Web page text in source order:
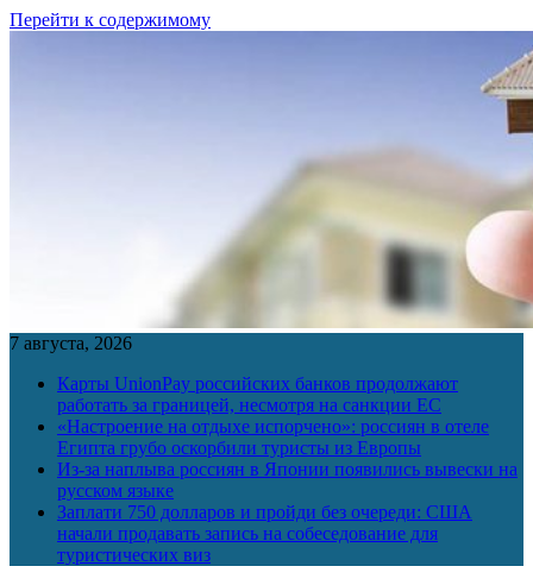
Перейти к содержимому
7 августа, 2026
Карты UnionPay российских банков продолжают
работать за границей, несмотря на санкции ЕС
«Настроение на отдыхе испорчено»: россиян в отеле
Египта грубо оскорбили туристы из Европы
Из-за наплыва россиян в Японии появились вывески на
русском языке
Заплати 750 долларов и пройди без очереди: США
начали продавать запись на собеседование для
туристических виз